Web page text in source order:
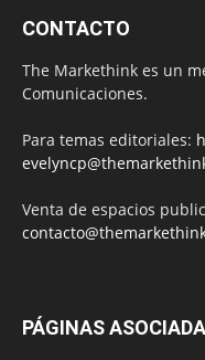
CONTACTO
The Markethink es un
Comunicaciones.
Para temas editoriales:
Venta de espacios
PÁGINAS